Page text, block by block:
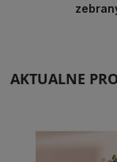
AKTUALNE